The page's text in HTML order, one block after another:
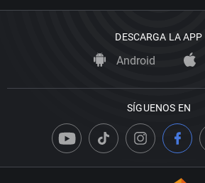
DESCARGA LA APP
Android
SÍGUENOS EN